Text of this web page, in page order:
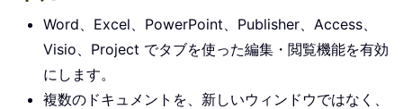
Word、Excel、PowerPoint、Publisher、Access、
Visio、Project でタブを使った編集・閲覧機能を有効
にします。
複数のドキュメントを、新しいウィンドウではなく、